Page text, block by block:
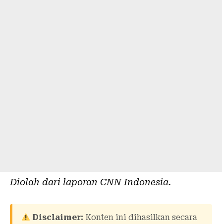
Diolah dari laporan CNN Indonesia.
Disclaimer: Konten ini dihasilkan secara